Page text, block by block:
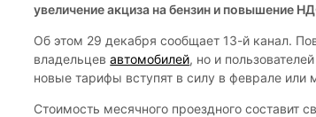
увеличение акциза на бензин и повышение
Об этом 29 декабря сообщает 13-й канал.
владельцевавтомобилей, но и
новые тарифы вступят в силу в феврале или
Стоимость месячного проездного составит